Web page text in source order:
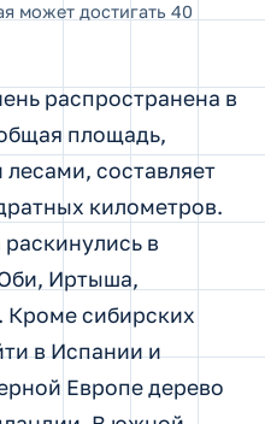
может достигать 40
распространена в
площадь,
составляет
километров.
в
Иртыша,
Кроме сибирских
в Испании и
Европе дерево